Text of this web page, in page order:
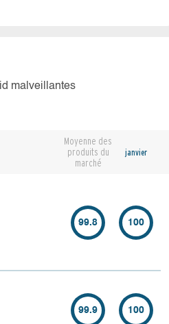
malveillantes
Moyenne des
produits du
marché
janvier
99.8 100
99.9 100